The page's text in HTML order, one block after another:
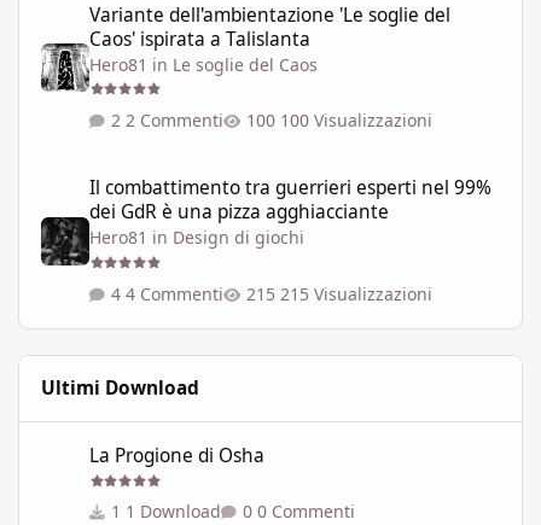
Variante dell'ambientazione 'Le soglie del
Caos' ispirata a Talislanta
Hero81 in Le soglie del Caos
2 Commenti 100 Visualizzazioni
Il combattimento tra guerrieri esperti nel 99%
dei GdR è una pizza agghiacciante
Hero81 in Design di giochi
4 Commenti 215 Visualizzazioni
Ultimi Download
La Progione di Osha
1 Download 0 Commenti